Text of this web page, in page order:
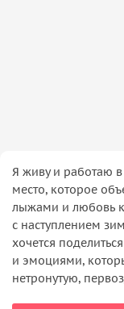
Я живу и работаю
место, которое
лыжами и любовь к
с наступлением
хочется
и эмоциями,
нетронутую,